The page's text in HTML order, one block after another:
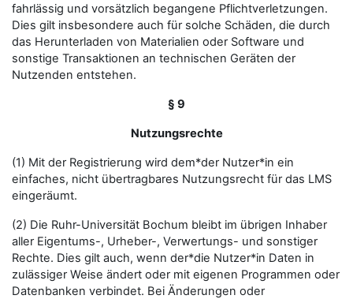
fahrlässig und vorsätzlich begangene Pflichtverletzungen.
Dies gilt insbesondere auch für solche Schäden, die durch
das Herunterladen von Materialien oder Software und
sonstige Transaktionen an technischen Geräten der
Nutzenden entstehen.
§ 9
Nutzungsrechte
(1) Mit der Registrierung wird dem*der Nutzer*in ein
einfaches, nicht übertragbares Nutzungsrecht für das LMS
eingeräumt.
(2) Die Ruhr-Universität Bochum bleibt im übrigen Inhaber
aller Eigentums-, Urheber-, Verwertungs- und sonstiger
Rechte. Dies gilt auch, wenn der*die Nutzer*in Daten in
zulässiger Weise ändert oder mit eigenen Programmen oder
Datenbanken verbindet. Bei Änderungen oder